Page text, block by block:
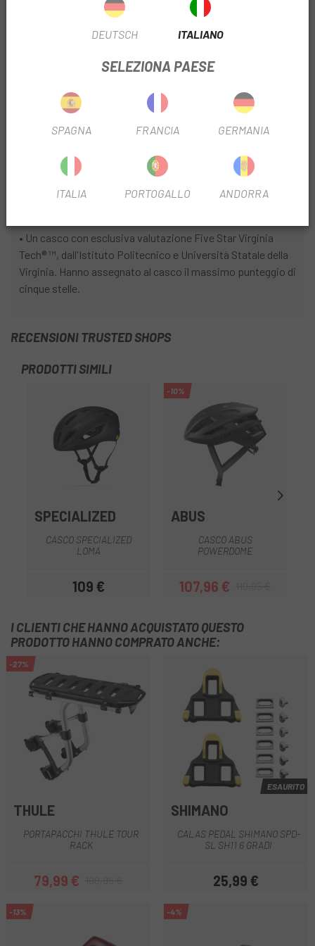
• La formula brevettata Energy Optimized Multi-Density
per una vestibilità perfetta.
• Il tessuto 4X DryLite, sottile, morbido e leggero, non si
• Con il divisore Tri-Fix, che migliora il comfort e la facilità
di regolazione delle cinghie, mentre il sistema di cinghie
• Un casco con esclusiva valutazione Five Star Virginia
Tech® ™, dall'Istituto Politecnico e Università Statale della
Virginia. Hanno assegnato al casco il massimo punteggio di
cinque stelle.
RECENSIONI TRUSTED SHOPS
PRODOTTI SIMILI
SPECIALIZED
CASCO SPECIALIZED
LOMA
Prezzo
109 €
-10%
ABUS
CASCO ABUS
POWERDOME
Prezzo
107,96 €Prezzo base
I CLIENTI CHE HANNO ACQUISTATO QUESTO
PRODOTTO HANNO COMPRATO ANCHE:
-27%
THULE
PORTAPACCHI THULE TOUR
RACK
Prezzo
79,99 €Prezzo base
ESAURITO
SHIMANO
CALAS PEDAL SHIMANO SPD-
SL SH11 6 GRADI
Prezzo
25,99 €
-13% -4%
DEUTSCH ITALIANO
SELEZIONA PAESE
SPAGNA FRANCIA GERMANIA
ITALIA PORTOGALLO ANDORRA